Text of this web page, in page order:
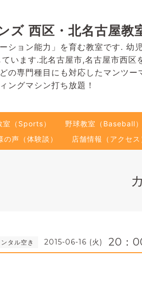
ズ 西区・北名古屋教
ション能力」を育む教室です.
います.北名古屋市,名古屋市西
の専門種目にも対応したマンツ
ングマシン打ち放題！
室（Sports） 野球教室（Baseball）
の声（体験談）
店舗情報（アクセス
タル空き 2015-06-16 (火) 20：